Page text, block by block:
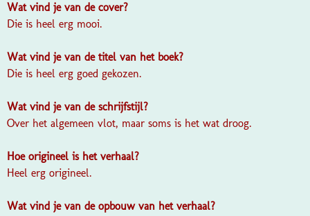
Wat vind je van de cover?
Die is heel erg mooi.
Wat vind je van de titel van het boek?
Die is heel erg goed gekozen.
Wat vind je van de schrijfstijl?
Over het algemeen vlot, maar soms is het wat droog.
Hoe origineel is het verhaal?
Heel erg origineel.
Wat vind je van de opbouw van het verhaal?